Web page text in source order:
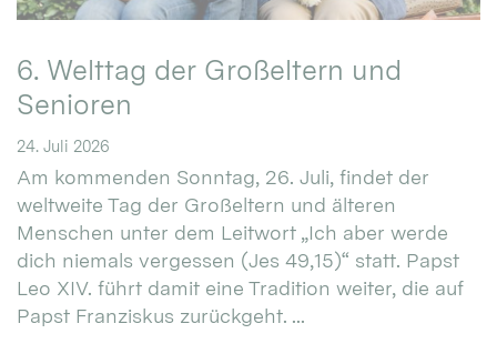
6. Welttag der Großeltern und
Senioren
24. Juli 2026
Am kommenden Sonntag, 26. Juli, findet der
weltweite Tag der Großeltern und älteren
Menschen unter dem Leitwort „Ich aber werde
dich niemals vergessen (Jes 49,15)“ statt. Papst
Leo XIV. führt damit eine Tradition weiter, die auf
Papst Franziskus zurückgeht. ...